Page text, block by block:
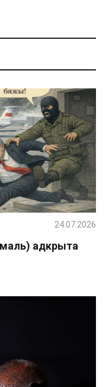
адкрыта
24.07.2026